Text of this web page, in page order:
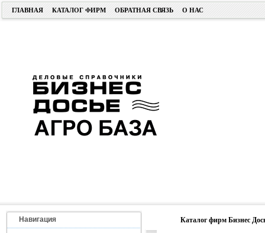
ГЛАВНАЯ КАТАЛОГ ФИРМ ОБРАТНАЯ СВЯЗЬ О НАС
Навигация Каталог фирм Бизнес